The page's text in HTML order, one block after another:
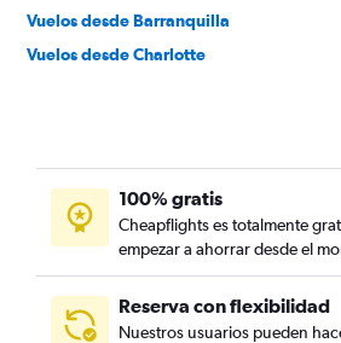
Vuelos desde Barranquilla
Vuelos desde Charlotte
100% gratis
Cheapflights es totalmente
empezar a ahorrar desde el
Reserva con flexibilidad
Nuestros usuarios pueden